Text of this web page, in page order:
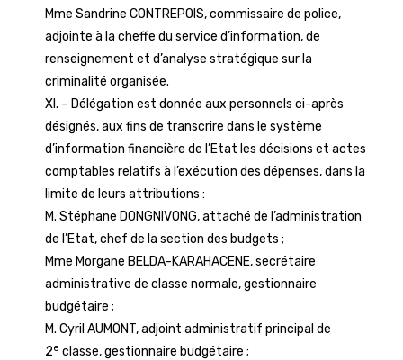
Mme Sandrine CONTREPOIS, commissaire de police,
adjointe à la cheffe du service d’information, de
renseignement et d’analyse stratégique sur la
criminalité organisée.
XI. – Délégation est donnée aux personnels ci-après
désignés, aux fins de transcrire dans le système
d’information financière de l’Etat les décisions et actes
comptables relatifs à l’exécution des dépenses, dans la
limite de leurs attributions :
M. Stéphane DONGNIVONG, attaché de l’administration
de l’Etat, chef de la section des budgets ;
Mme Morgane BELDA-KARAHACENE, secrétaire
administrative de classe normale, gestionnaire
budgétaire ;
M. Cyril AUMONT, adjoint administratif principal de
2e classe, gestionnaire budgétaire ;